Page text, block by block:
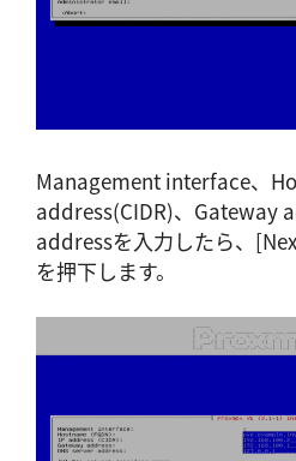
Management interface、
address(CIDR)、Gateway
addressを入力したら、
を押下します。